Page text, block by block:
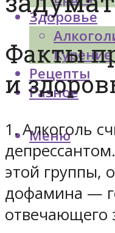
Здоровье
Курение
Рецепты
Разное
Меню
Факты
и
1. Алкоголь
этой группы,
дофамина —
отвечающего